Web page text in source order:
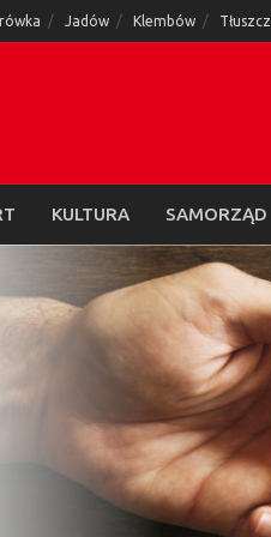
Jadów Klembów Tłuszcz
KULTURA SAMORZĄD